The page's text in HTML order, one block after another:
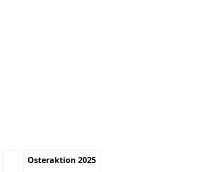
Osteraktion 2025